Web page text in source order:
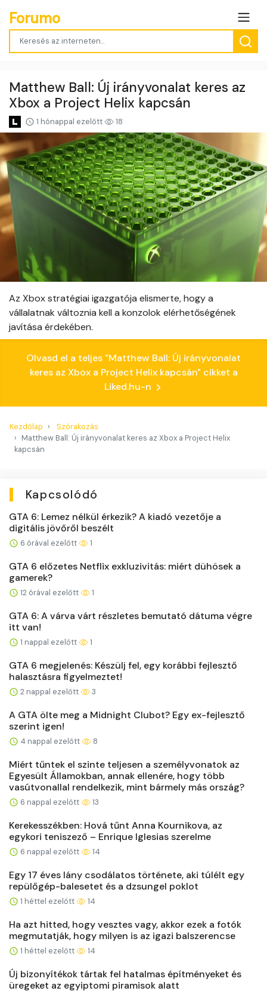
Forumo
Matthew Ball: Új irányvonalat keres az
Xbox a Project Helix kapcsán
1 hónappal ezelőtt 18
Az Xbox stratégiai igazgatója elismerte, hogy a
vállalatnak változnia kell a konzolok elérhetőségének
javítása érdekében.
Olvasd el a teljes "Matthew Ball: Új irányvonalat
keres az Xbox a Project Helix kapcsán" cikket a
Liked.hu-n
Kezdőlap
Szórakozás
Matthew Ball: Új irányvonalat keres az Xbox a Project Helix
kapcsán
Kapcsolódó
GTA 6: Lemez nélkül érkezik? A kiadó vezetője a
digitális jövőről beszélt
6 órával ezelőtt 1
GTA 6 előzetes Netflix exkluzivitás: miért dühösek a
gamerek?
12 órával ezelőtt 1
GTA 6: A várva várt részletes bemutató dátuma végre
itt van!
1 nappal ezelőtt 1
GTA 6 megjelenés: Készülj fel, egy korábbi fejlesztő
halasztásra figyelmeztet!
2 nappal ezelőtt 3
A GTA ölte meg a Midnight Clubot? Egy ex-fejlesztő
szerint igen!
4 nappal ezelőtt 8
Miért tűntek el szinte teljesen a személyvonatok az
Egyesült Államokban, annak ellenére, hogy több
vasútvonallal rendelkezik, mint bármely más ország?
6 nappal ezelőtt 13
Kerekesszékben: Hová tűnt Anna Kournikova, az
egykori teniszező – Enrique Iglesias szerelme
6 nappal ezelőtt 14
Egy 17 éves lány csodálatos története, aki túlélt egy
repülőgép-balesetet és a dzsungel poklot
1 héttel ezelőtt 14
Ha azt hitted, hogy vesztes vagy, akkor ezek a fotók
megmutatják, hogy milyen is az igazi balszerencse
1 héttel ezelőtt 14
Új bizonyítékok tártak fel hatalmas építményeket és
üregeket az egyiptomi piramisok alatt